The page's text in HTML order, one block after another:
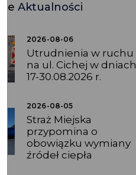
Aktualności
2026-08-06
Utrudnienia w ruchu
na ul. Cichej w dniach
17-30.08.2026 r.
2026-08-05
Straż Miejska
przypomina o
obowiązku wymiany
źródeł ciepła